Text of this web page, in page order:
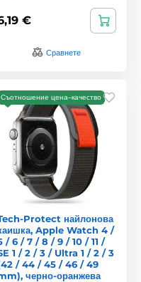
€
Сравнете
Съотношение цена–качество
Protect найлонова
Apple Watch 4 /
/ 6 / 7 / 8 / 9 / 10 / 11 /
1 / 2 / 3 / Ultra 1 / 2 / 3
/ 44 / 45 / 46 / 49
черно-оранжева